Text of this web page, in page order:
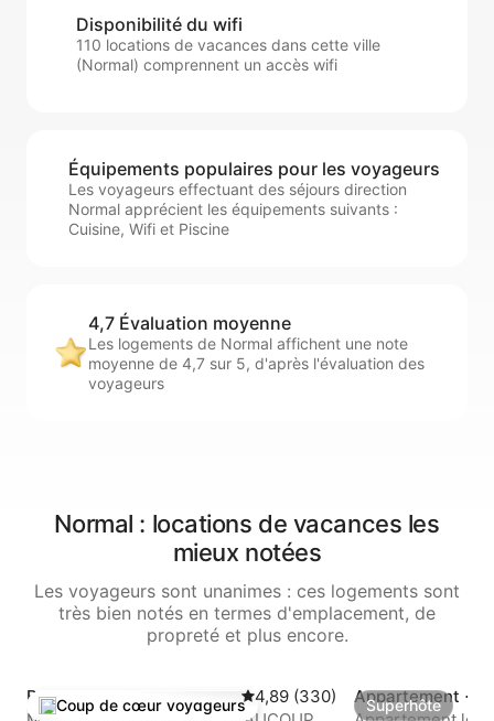
Disponibilité du wifi
110 locations de vacances dans cette ville
(Normal) comprennent un accès wifi
Équipements populaires pour les voyageurs
Les voyageurs effectuant des séjours direction
Normal apprécient les équipements suivants :
Cuisine, Wifi et Piscine
4,7 Évaluation moyenne
Les logements de Normal affichent une note
moyenne de 4,7 sur 5, d'après l'évaluation des
voyageurs
Normal : locations de vacances les
mieux notées
Les voyageurs sont unanimes : ces logements sont
très bien notés en termes d'emplacement, de
propreté et plus encore.
Coups de cœur voyageurs les plus appréciés
Coup de cœur voyageurs
Bungalow ⋅ Normal Évaluation moyenne sur la
4,89 (330)
Superhôte
Superhôte
Appartement ⋅